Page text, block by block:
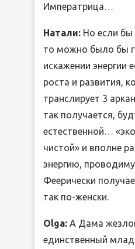
Императрица…
Натали: Но если
то можно было бы
искажении энергии
роста и развития,
транслирует 3
так получается,
естественной…
чистой» и вполне
энергию,
Феерически
так по-женски.
Olga: А Дама
единственный